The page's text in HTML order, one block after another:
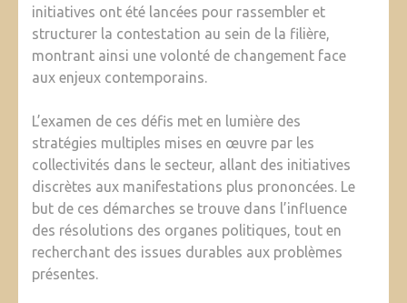
initiatives ont été lancées pour rassembler et
structurer la contestation au sein de la filière,
montrant ainsi une volonté de changement face
aux enjeux contemporains.
L’examen de ces défis met en lumière des
stratégies multiples mises en œuvre par les
collectivités dans le secteur, allant des initiatives
discrètes aux manifestations plus prononcées. Le
but de ces démarches se trouve dans l’influence
des résolutions des organes politiques, tout en
recherchant des issues durables aux problèmes
présentes.